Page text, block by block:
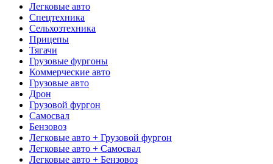
Легковые авто
Спецтехника
Сельхозтехника
Прицепы
Тягачи
Грузовые фургоны
Коммерческие авто
Грузовые авто
Дрон
Грузовой фургон
Самосвал
Бензовоз
Легковые авто + Грузовой фургон
Легковые авто + Самосвал
Легковые авто + Бензовоз